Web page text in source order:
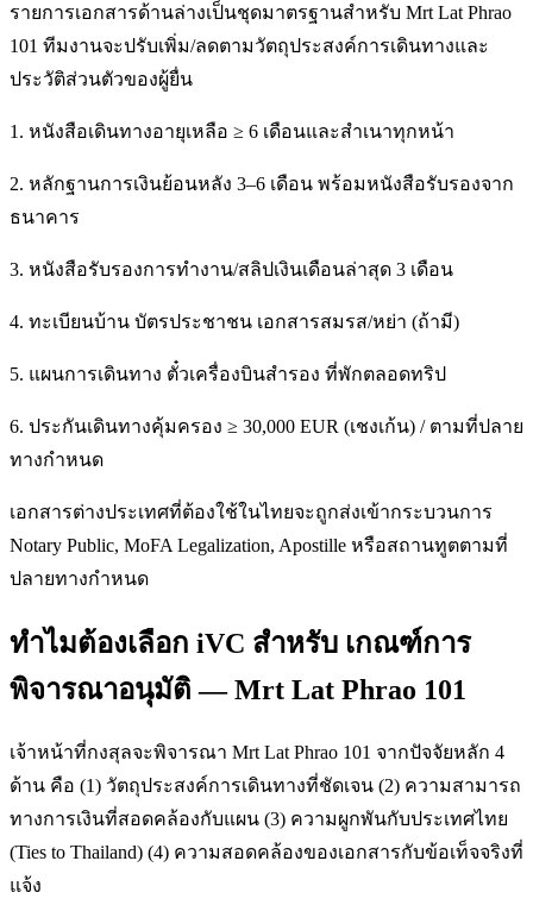
รายการเอกสารด้านล่างเป็นชุดมาตรฐานสำหรับ Mrt Lat Phrao
101 ทีมงานจะปรับเพิ่ม/ลดตามวัตถุประสงค์การเดินทางและ
ประวัติส่วนตัวของผู้ยื่น
1. หนังสือเดินทางอายุเหลือ ≥ 6 เดือนและสำเนาทุกหน้า
2. หลักฐานการเงินย้อนหลัง 3–6 เดือน พร้อมหนังสือรับรองจาก
ธนาคาร
3. หนังสือรับรองการทำงาน/สลิปเงินเดือนล่าสุด 3 เดือน
4. ทะเบียนบ้าน บัตรประชาชน เอกสารสมรส/หย่า (ถ้ามี)
5. แผนการเดินทาง ตั๋วเครื่องบินสำรอง ที่พักตลอดทริป
6. ประกันเดินทางคุ้มครอง ≥ 30,000 EUR (เชงเก้น) / ตามที่ปลาย
ทางกำหนด
เอกสารต่างประเทศที่ต้องใช้ในไทยจะถูกส่งเข้ากระบวนการ
Notary Public, MoFA Legalization, Apostille หรือสถานทูตตามที่
ปลายทางกำหนด
ทำไมต้องเลือก iVC สำหรับ เกณฑ์การ
พิจารณาอนุมัติ — Mrt Lat Phrao 101
เจ้าหน้าที่กงสุลจะพิจารณา Mrt Lat Phrao 101 จากปัจจัยหลัก 4
ด้าน คือ (1) วัตถุประสงค์การเดินทางที่ชัดเจน (2) ความสามารถ
ทางการเงินที่สอดคล้องกับแผน (3) ความผูกพันกับประเทศไทย
(Ties to Thailand) (4) ความสอดคล้องของเอกสารกับข้อเท็จจริงที่
แจ้ง